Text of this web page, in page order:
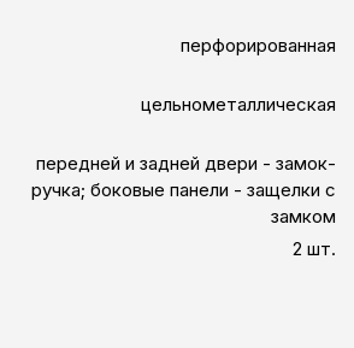
перфорированная
цельнометаллическая
передней и задней двери - замок-
ручка; боковые панели - защелки с
замком
2 шт.